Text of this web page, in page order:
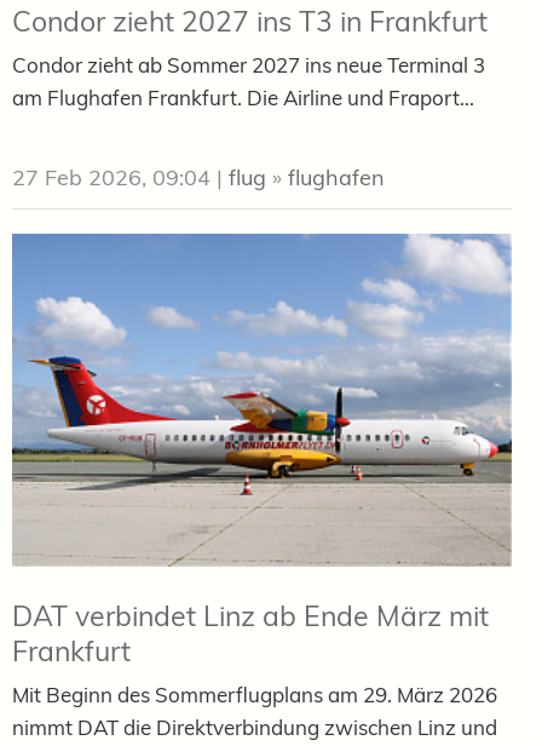
Condor zieht 2027 ins T3 in Frankfurt
Condor zieht ab Sommer 2027 ins neue Terminal 3
am Flughafen Frankfurt. Die Airline und Fraport...
27 Feb 2026, 09:04 | flug » flughafen
DAT verbindet Linz ab Ende März mit
Frankfurt
Mit Beginn des Sommerflugplans am 29. März 2026
nimmt DAT die Direktverbindung zwischen Linz und